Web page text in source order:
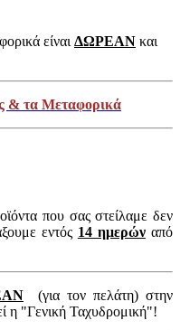
είναιΔΩΡΕΑΝ και
& τα Μεταφορικά
που σας στείλαμε δεν
εντός 14 ημερώναπό
(για τον πελάτη) στην
η "Γενική Ταχυδρομική"!